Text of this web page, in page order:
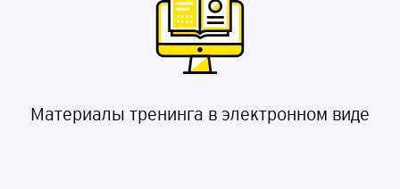
Материалы тренинга в электронном виде